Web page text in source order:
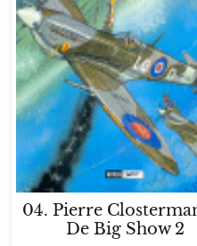
04. Pierre
De Big Show 2